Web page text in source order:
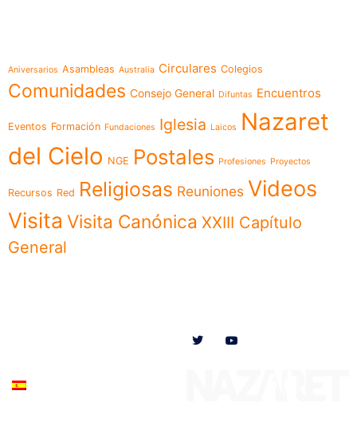
Aniversarios Asambleas Australia Circulares Colegios
Comunidades Consejo General Difuntas Encuentros
Eventos Formación Fundaciones Iglesia Laicos
Nazaret
del Cielo NGE Postales Profesiones Proyectos
Recursos Red Religiosas Reuniones Videos
Visita Visita Canónica XXIII Capítulo
General